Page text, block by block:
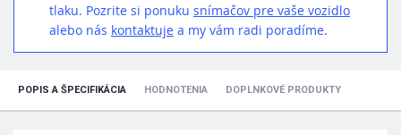
tlaku. Pozrite si ponuku snímačov pre vaše vozidlo
alebo nás kontaktuje a my vám radi poradíme.
POPIS A ŠPECIFIKÁCIA HODNOTENIA DOPLNKOVÉ PRODUKTY